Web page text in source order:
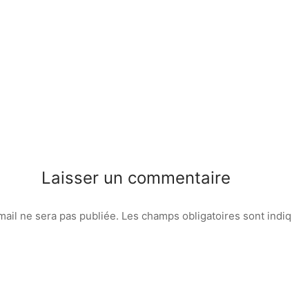
Laisser un commentaire
ne sera pas publiée. Les champs obligatoires sont